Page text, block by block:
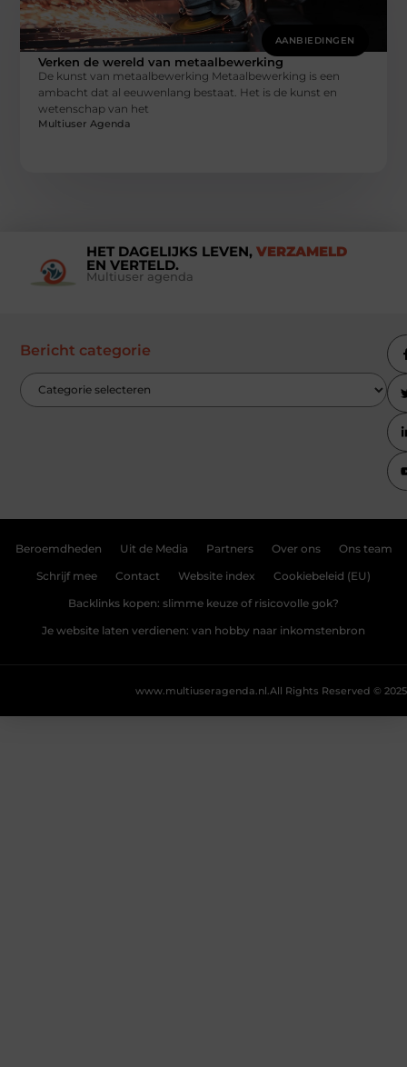
AANBIEDINGEN
Verken de wereld van metaalbewerking
De kunst van metaalbewerking Metaalbewerking is een
ambacht dat al eeuwenlang bestaat. Het is de kunst en
wetenschap van het
Multiuser Agenda
HET DAGELIJKS LEVEN, VERZAMELD
EN VERTELD.
Multiuser agenda
Bericht categorie
Beroemdheden Uit de Media Partners Over ons Ons team
Schrijf mee Contact Website index Cookiebeleid (EU)
Backlinks kopen: slimme keuze of risicovolle gok?
Je website laten verdienen: van hobby naar inkomstenbron
All Rights Reserved © 2025
www.multiuseragenda.nl.